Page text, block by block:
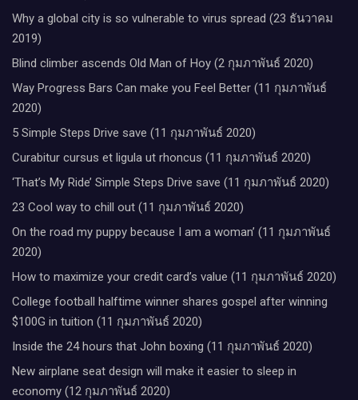
Why a global city is so vulnerable to virus spread (23 ธันวาคม
2019)
Blind climber ascends Old Man of Hoy (2 กุมภาพันธ์ 2020)
Way Progress Bars Can make you Feel Better (11 กุมภาพันธ์
2020)
5 Simple Steps Drive save (11 กุมภาพันธ์ 2020)
Curabitur cursus et ligula ut rhoncus (11 กุมภาพันธ์ 2020)
‘That’s My Ride’ Simple Steps Drive save (11 กุมภาพันธ์ 2020)
23 Cool way to chill out (11 กุมภาพันธ์ 2020)
On the road my puppy because I am a woman’ (11 กุมภาพันธ์
2020)
How to maximize your credit card’s value (11 กุมภาพันธ์ 2020)
College football halftime winner shares gospel after winning
$100G in tuition (11 กุมภาพันธ์ 2020)
Inside the 24 hours that John boxing (11 กุมภาพันธ์ 2020)
New airplane seat design will make it easier to sleep in
economy (12 กุมภาพันธ์ 2020)